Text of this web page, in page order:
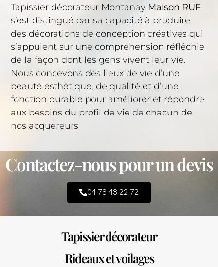
Tapissier décorateur Montanay Maison RUF
s’est distingué par sa capacité à produire
des décorations de conception créatives qui
s’appuient sur une compréhension réfléchie
de la façon dont les gens vivent leur vie.
Nous concevons des lieux de vie d’une
beauté esthétique, de qualité et d’une
fonction durable pour améliorer et répondre
aux besoins du profil de vie de chacun de
nos acquéreurs
Contactez-nous pour un devis
04 78 43 22 72
Tapissier décorateur
Rideaux et voilages